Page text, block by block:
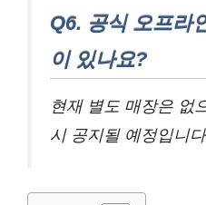
Q6. 공식 오프라
이 있나요?
현재 별도 매장은 없
시 공지될 예정입니